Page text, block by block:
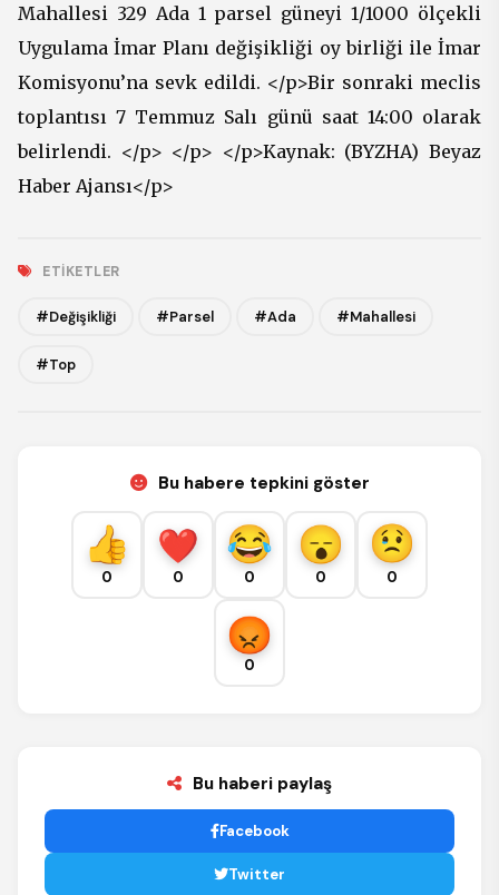
Mahallesi 329 Ada 1 parsel güneyi 1/1000 ölçekli
Uygulama İmar Planı değişikliği oy birliği ile İmar
Komisyonu’na sevk edildi. </p>Bir sonraki meclis
toplantısı 7 Temmuz Salı günü saat 14:00 olarak
belirlendi. </p> </p> </p>Kaynak: (BYZHA) Beyaz
Haber Ajansı</p>
ETIKETLER
#Değişikliği #Parsel #Ada #Mahallesi
#Top
Bu habere tepkini göster
0 0 0 0 0
0
Bu haberi paylaş
Facebook
Twitter